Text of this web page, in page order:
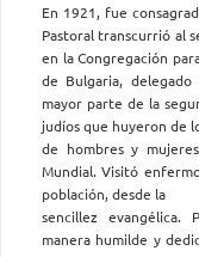
En 1921, fue
Pastoral transcurrió al
en la Congregación
de Bulgaria,
mayor parte de la
judíos que huyeron de
de hombres y
Mundial. Visitó
población, desde la
sencillez evangélica.
manera humilde y